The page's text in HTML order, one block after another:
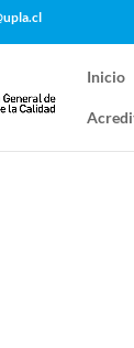
Inicio